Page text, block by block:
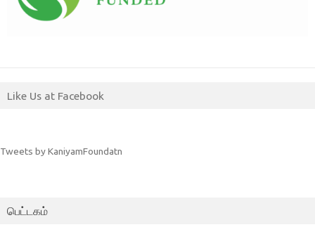
Like Us at Facebook
Tweets by KaniyamFoundatn
பெட்டகம்